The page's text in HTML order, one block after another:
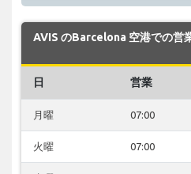
AVIS のBarcelona 空港での営
日 営業
月曜 07:00
火曜 07:00